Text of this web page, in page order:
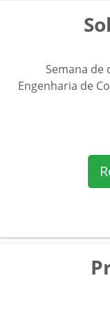
Semana de
Engenharia de